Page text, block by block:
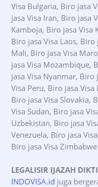
Visa Bulgaria, Biro jasa
jasa Visa Iran, Biro jasa
Kamboja, Biro jasa Visa
Biro jasa Visa Laos, Biro
Mali, Biro jasa Visa
jasa Visa Mozambique,
jasa Visa Nyanmar, Biro
Visa Peru, Biro jasa
Biro jasa Visa Slovakia,
Visa Sudan, Biro jasa
Uzbekistan, Biro jasa
Venezuela, Biro jasa
Biro jasa Visa Zimbabwe
LEGALISIR IJAZAH
INDOVISA.id juga